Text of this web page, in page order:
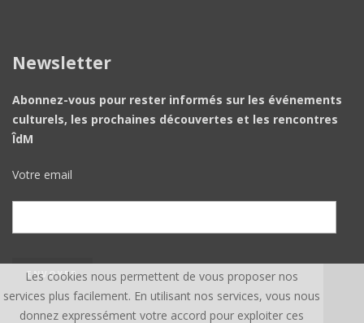
Newsletter
Abonnez-vous pour rester informés sur les événements
culturels, les prochaines découvertes et les rencontres
ÎdM
Votre email
Les cookies nous permettent de vous proposer nos
services plus facilement. En utilisant nos services, vous nous
donnez expressément votre accord pour exploiter ces